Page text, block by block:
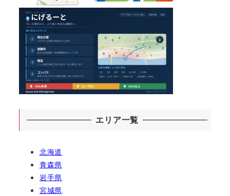
エリア一覧
北海道
青森県
岩手県
宮城県